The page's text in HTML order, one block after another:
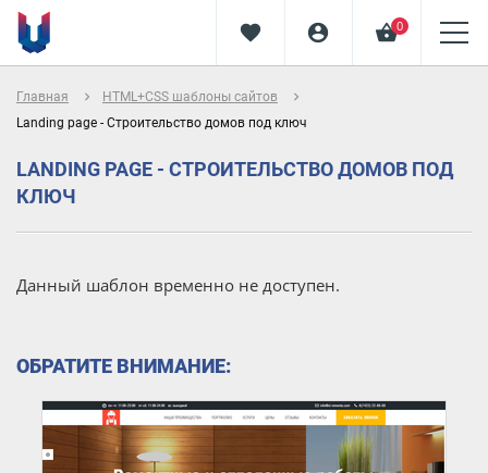
favorite account_circle shopping_basket0
Главная navigate_next HTML+CSS шаблоны сайтов
navigate_next
Landing page - Строительство домов под ключ
LANDING PAGE - СТРОИТЕЛЬСТВО ДОМОВ ПОД
КЛЮЧ
Данный шаблон временно не доступен.
ОБРАТИТЕ ВНИМАНИЕ: